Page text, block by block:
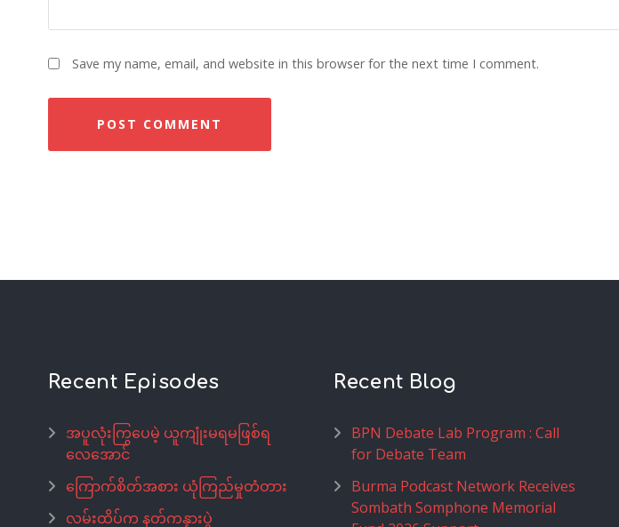
Save my name, email, and website in this browser for the next time I comment.
Recent Episodes
အပူလုံးကြွပေမဲ့ ယူကျုံးမရမဖြစ်ရ
လေအောင်
ကြောက်စိတ်အစား ယုံကြည်မှုတံတား
လမ်းထိပ်က နတ်ကန္နားပွဲ
Recent Blog
BPN Debate Lab Program : Call
for Debate Team
Burma Podcast Network Receives
Sombath Somphone Memorial